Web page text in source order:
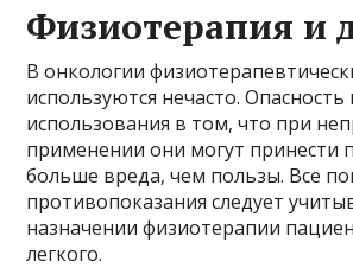
Физиотерапия и
В онкологии
используются нечасто. Опасность
использования в том, что при
применении они могут принести
больше вреда, чем пользы. Все
противопоказания следует
назначении физиотерапии
легкого.